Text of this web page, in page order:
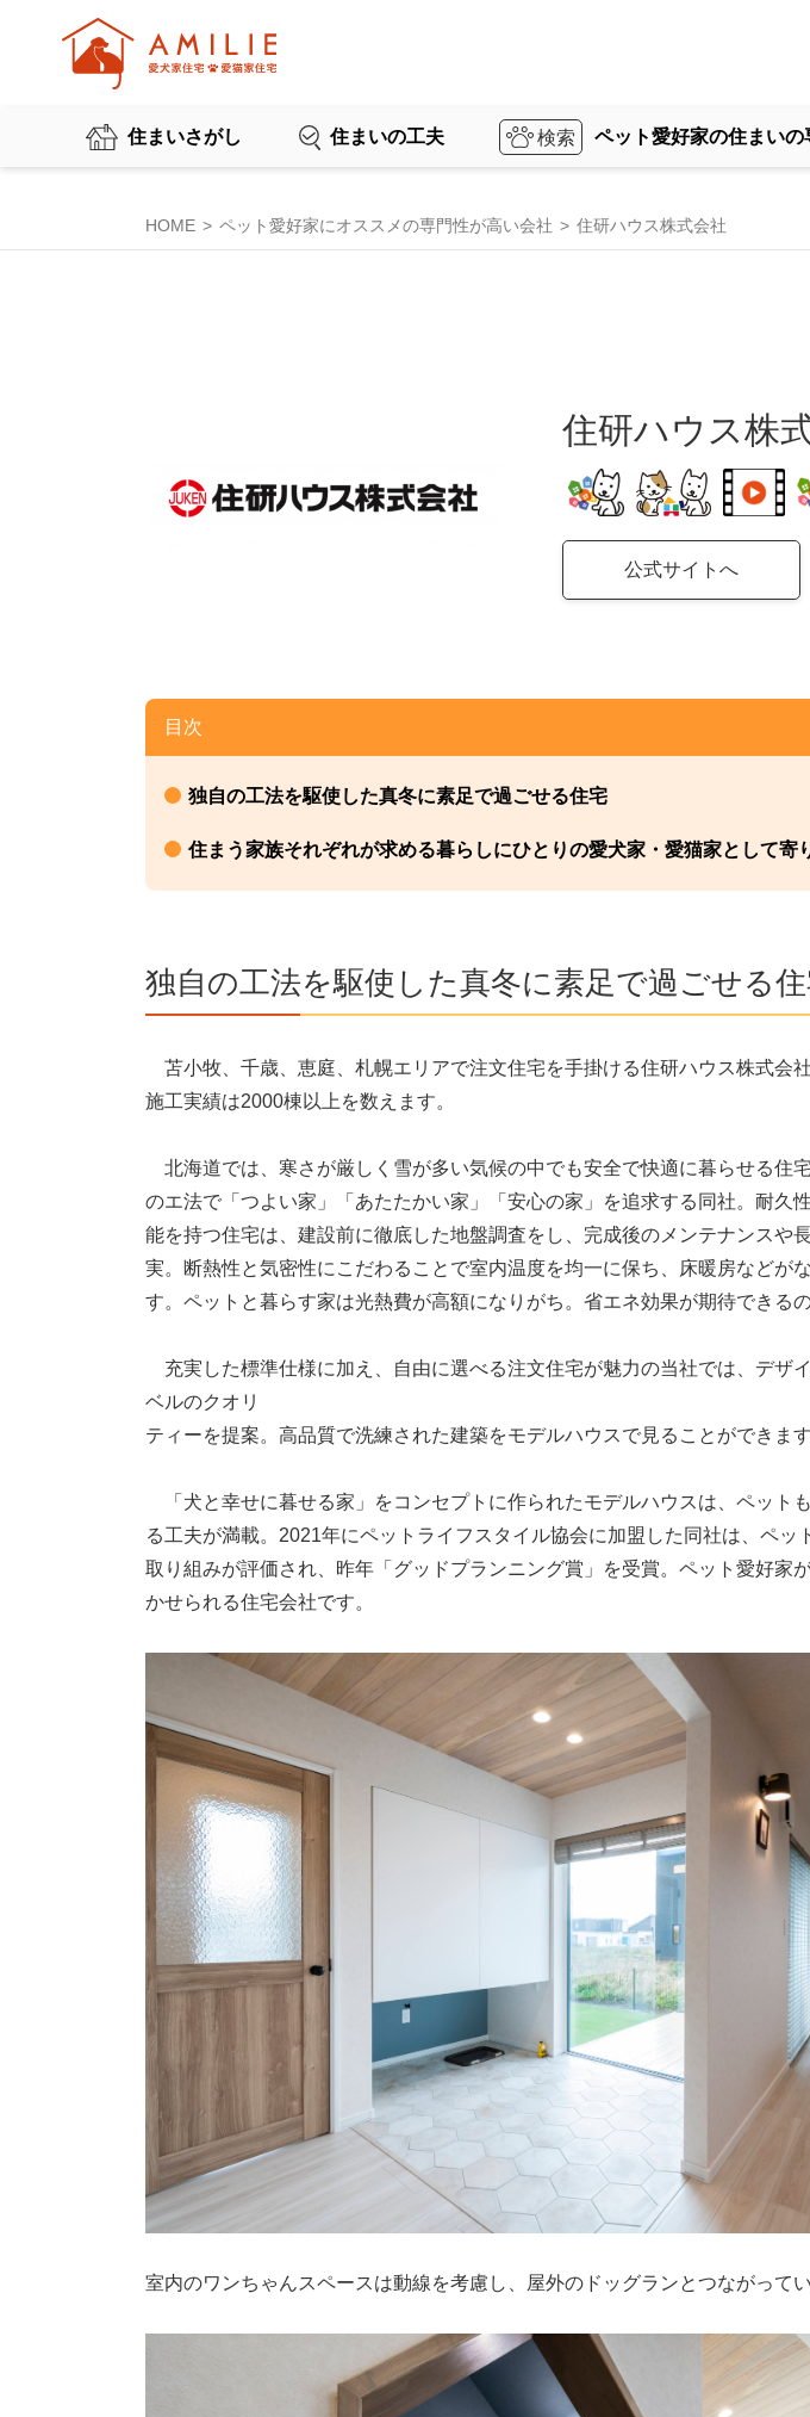
住まいさがし 住まいの工夫 ペット愛好家の住まいの
HOME ペット愛好家にオススメの専門性が高い会社 住研ハウス株式会社
住研ハウス株
公式サイトへ
目次
独自の工法を駆使した真冬に素足で過ごせる住宅
住まう家族それぞれが求める暮らしにひとりの愛犬家・愛猫家として寄
独自の工法を駆使した真冬に素足で過ごせる
苫小牧、千歳、恵庭、札幌エリアで注文住宅を手掛ける住研ハウス株式会
施工実績は2000棟以上を数えます。
北海道では、寒さが厳しく雪が多い気候の中でも安全で快適に暮らせる住
のエ法で「つよい家」「あたたかい家」「安心の家」を追求する同社。耐久
能を持つ住宅は、建設前に徹底した地盤調査をし、完成後のメンテナンスや
実。断熱性と気密性にこだわることで室内温度を均一に保ち、床暖房などが
す。ペットと暮らす家は光熱費が高額になりがち。省エネ効果が期待できる
充実した標準仕様に加え、自由に選べる注文住宅が魅力の当社では、デザ
ベルのクオリ
ティーを提案。高品質で洗練された建築をモデルハウスで見ることができます
「犬と幸せに暮せる家」をコンセプトに作られたモデルハウスは、ペット
る工夫が満載。2021年にペットライフスタイル協会に加盟した同社は、ペッ
取り組みが評価され、昨年「グッドプランニング賞」を受賞。ペット愛好家
かせられる住宅会社です。
室内のワンちゃんスペースは動線を考慮し、屋外のドッグランとつながってい